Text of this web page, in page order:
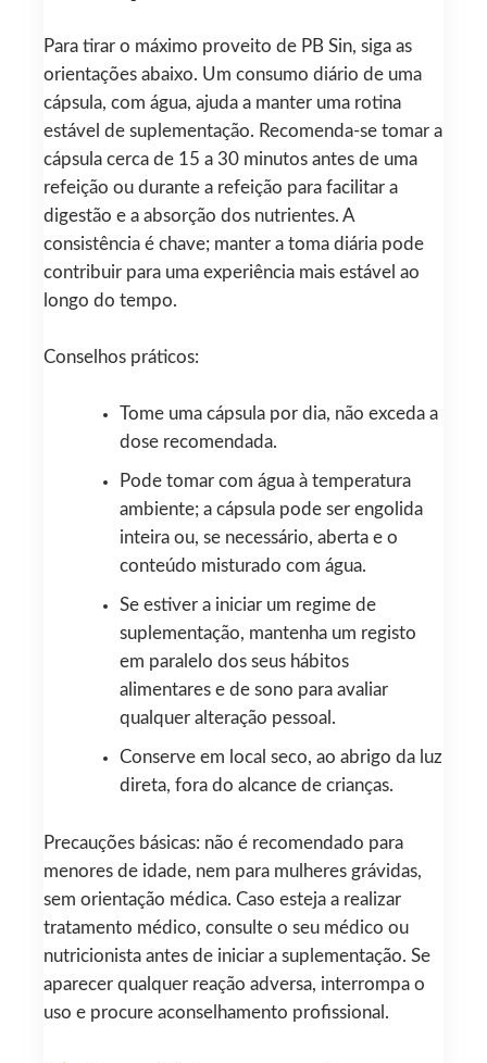
Para tirar o máximo proveito de PB Sin, siga as
orientações abaixo. Um consumo diário de uma
cápsula, com água, ajuda a manter uma rotina
estável de suplementação. Recomenda-se tomar a
cápsula cerca de 15 a 30 minutos antes de uma
refeição ou durante a refeição para facilitar a
digestão e a absorção dos nutrientes. A
consistência é chave; manter a toma diária pode
contribuir para uma experiência mais estável ao
longo do tempo.
Conselhos práticos:
Tome uma cápsula por dia, não exceda a
dose recomendada.
Pode tomar com água à temperatura
ambiente; a cápsula pode ser engolida
inteira ou, se necessário, aberta e o
conteúdo misturado com água.
Se estiver a iniciar um regime de
suplementação, mantenha um registo
em paralelo dos seus hábitos
alimentares e de sono para avaliar
qualquer alteração pessoal.
Conserve em local seco, ao abrigo da luz
direta, fora do alcance de crianças.
Precauções básicas: não é recomendado para
menores de idade, nem para mulheres grávidas,
sem orientação médica. Caso esteja a realizar
tratamento médico, consulte o seu médico ou
nutricionista antes de iniciar a suplementação. Se
aparecer qualquer reação adversa, interrompa o
uso e procure aconselhamento profissional.